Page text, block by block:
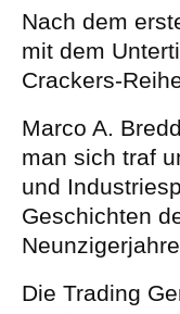
Nach dem
mit dem
Crackers-
Marco A.
man sich traf
und
Geschichten
Die Trading